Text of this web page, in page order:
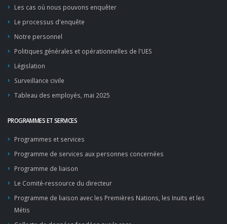
Les cas où nous pouvons enquêter
Le processus d'enquête
Notre personnel
Politiques générales et opérationnelles de l'UES
Législation
Surveillance civile
Tableau des employés, mai 2025
PROGRAMMES ET SERVICES
Programmes et services
Programme de services aux personnes concernées
Programme de liaison
Le Comité-ressource du directeur
Programme de liaison avec les Premières Nations, les Inuits et les
Métis